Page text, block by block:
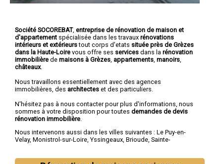
Société SOCOREBAT, entreprise de rénovation de maison et
d'appartement spécialisée dans les travaux rénovations
intérieurs et extérieurstout corps d'etats située près de Grèzes
dans la Haute-Loire vous offre ses services dans la rénovation
immobilière de maisons à Grèzes appartements manoirs
châteaux.
Nous travaillons essentiellement avec des agences
immobilières, des architectes et des particuliers.
N'hésitez pas à nous contacter pour plus d'informations, nous
sommes à votre disposition pour toutes demandes de devis
rénovation immobilière
Nous intervenons aussi dans les villes suivantes : Le Puy-en-
Velay, Monistrol-sur-Loire, Yssingeaux, Brioude, Sainte-